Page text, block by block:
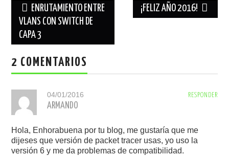
Navegación
de
entradas
ENRUTAMIENTO ENTRE
VLANS CON SWITCH DE
CAPA 3
¡FELIZ AÑO 2016!
2 COMENTARIOS
RESPONDER
04/01/2016
ARMANDO
Hola, Enhorabuena por tu blog, me gustaría que me
dijeses que versión de packet tracer usas, yo uso la
versión 6 y me da problemas de compatibilidad.